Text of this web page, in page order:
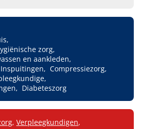
zorg
en aankleden
Inspuitingen
Compressiezorg
Diabeteszorg
, Verpleegkundigen,